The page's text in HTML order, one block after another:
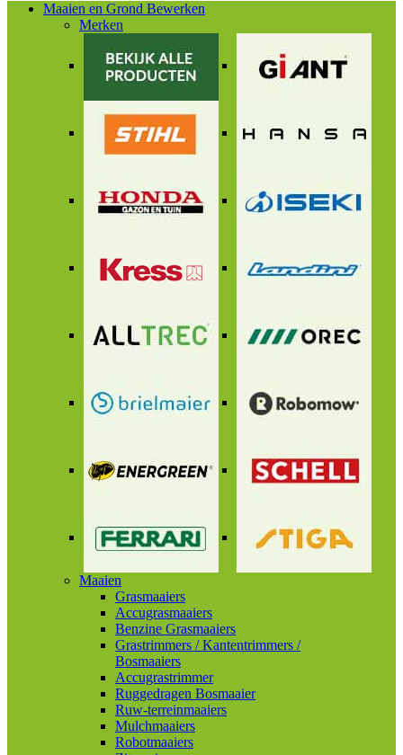
Maaien en Grond Bewerken
Merken
Maaien
Grasmaaiers
Accugrasmaaiers
Benzine Grasmaaiers
Grastrimmers / Kantentrimmers /
Bosmaaiers
Accugrastrimmer
Ruggedragen Bosmaaier
Ruw-terreinmaaiers
Mulchmaaiers
Robotmaaiers